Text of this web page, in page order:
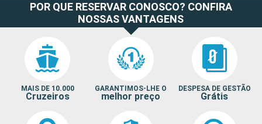
POR QUE RESERVAR CONOSCO? CONFIRA
NOSSAS VANTAGENS
MAIS DE 10.000
Cruzeiros
GARANTIMOS-LHE O
melhor preço
DESPESA DE GESTÃO
Grátis